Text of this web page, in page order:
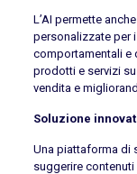
L’AI permette
personalizzate per
comportamentali e
prodotti e servizi
vendita e
Soluzione
Una piattaforma di
suggerire